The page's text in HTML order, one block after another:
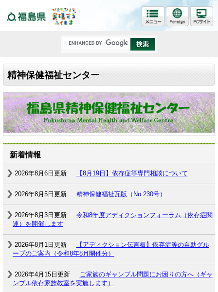
精神保健福祉センター
新着情報
2026年8月6日更新 【8月19日】依存症等専門相談について
2026年8月5日更新 精神保健福祉瓦版（No.230号）
2026年8月3日更新
令和8年度アディクションフォーラム（依存症関
連）を開催します
2026年8月1日更新
【アディクション伝言板】依存症等の自助グル
ープのご案内（令和8年8月開催分）
2026年4月15日更新
ご家族のギャンブル問題にお困りの方へ（ギャ
ンブル依存家族教室を実施します）